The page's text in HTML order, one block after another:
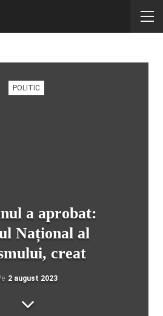
POLITIC
a aprobat:
Național al
creat
2 august 2023